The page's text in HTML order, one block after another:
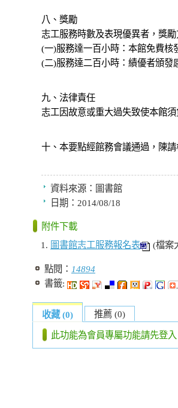
八、獎勵
志工服務時數及表現優異者，獎
(一)服務達一百小時：本館免費核
(二)服務達二百小時：績優者頒發
九、法律責任
志工因故意或重大過失致使本館
十、本要點經館務會議通過，陳
資料來源： 圖書館
日期： 2014/08/18
附件下載
圖書館志工服務報名表
(檔案
點閱： 14894
書籤:
收藏 (0) 推薦 (0)
此功能為會員專屬功能請先登入